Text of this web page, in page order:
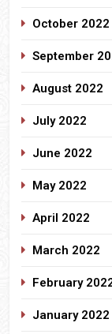
October 2022
September
August 2022
July 2022
June 2022
May 2022
April 2022
March 2022
February
January 2022